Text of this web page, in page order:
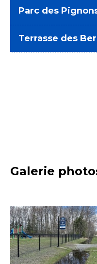
Parc des
Terrasse des
Galerie